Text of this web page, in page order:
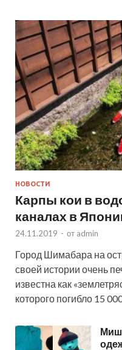
НОВОСТИ
Карпы кои в
каналах в
24.11.2019 - от admin
Город Шимабара на
своей истории очень
известна как
которого погибло 15